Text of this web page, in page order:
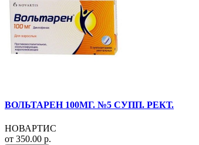
ВОЛЬТАРЕН 100МГ. №5 СУПП. РЕКТ.
НОВАРТИС
от 350.00 р.